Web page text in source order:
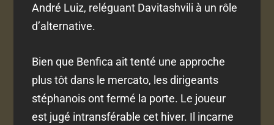
André Luiz, reléguant Davitashvili à un rôle
d’alternative.
Bien que Benfica ait tenté une approche
plus tôt dans le mercato, les dirigeants
stéphanois ont fermé la porte. Le joueur
est jugé intransférable cet hiver. Il incarne